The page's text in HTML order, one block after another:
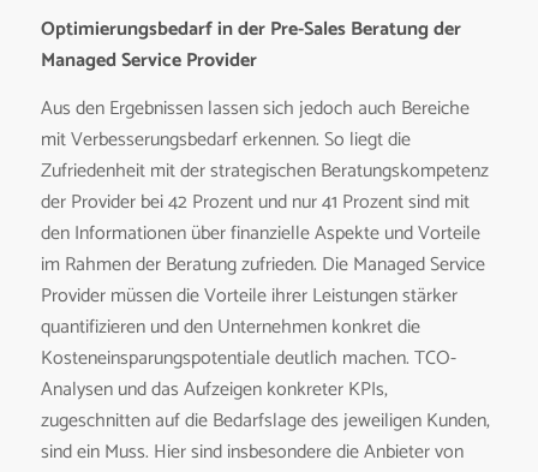
Optimierungsbedarf in der Pre-Sales Beratung der
Managed Service Provider
Aus den Ergebnissen lassen sich jedoch auch Bereiche
mit Verbesserungsbedarf erkennen. So liegt die
Zufriedenheit mit der strategischen Beratungskompetenz
der Provider bei 42 Prozent und nur 41 Prozent sind mit
den Informationen über finanzielle Aspekte und Vorteile
im Rahmen der Beratung zufrieden. Die Managed Service
Provider müssen die Vorteile ihrer Leistungen stärker
quantifizieren und den Unternehmen konkret die
Kosteneinsparungspotentiale deutlich machen. TCO-
Analysen und das Aufzeigen konkreter KPIs,
zugeschnitten auf die Bedarfslage des jeweiligen Kunden,
sind ein Muss. Hier sind insbesondere die Anbieter von